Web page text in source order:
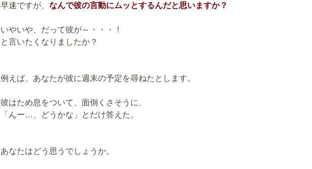
早速ですが、 なんで彼の言動にムッとするんだと思いますか？
いやいや、だって彼が～・・・！
と言いたくなりましたか？
例えば、あなたが彼に週末の予定を尋ねたとします。
彼はため息をついて、面倒くさそうに、
「んー…、どうかな」とだけ答えた。
あなたはどう思うでしょうか。